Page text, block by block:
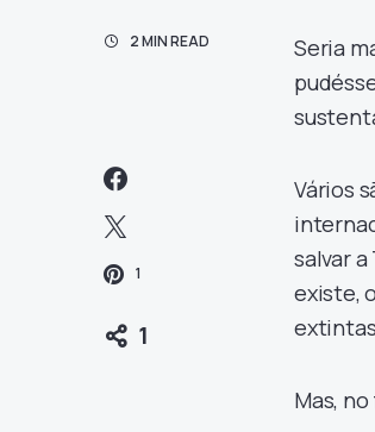
2 MIN READ
1
1
Seria
Vários
salvar
existe,
Mas,